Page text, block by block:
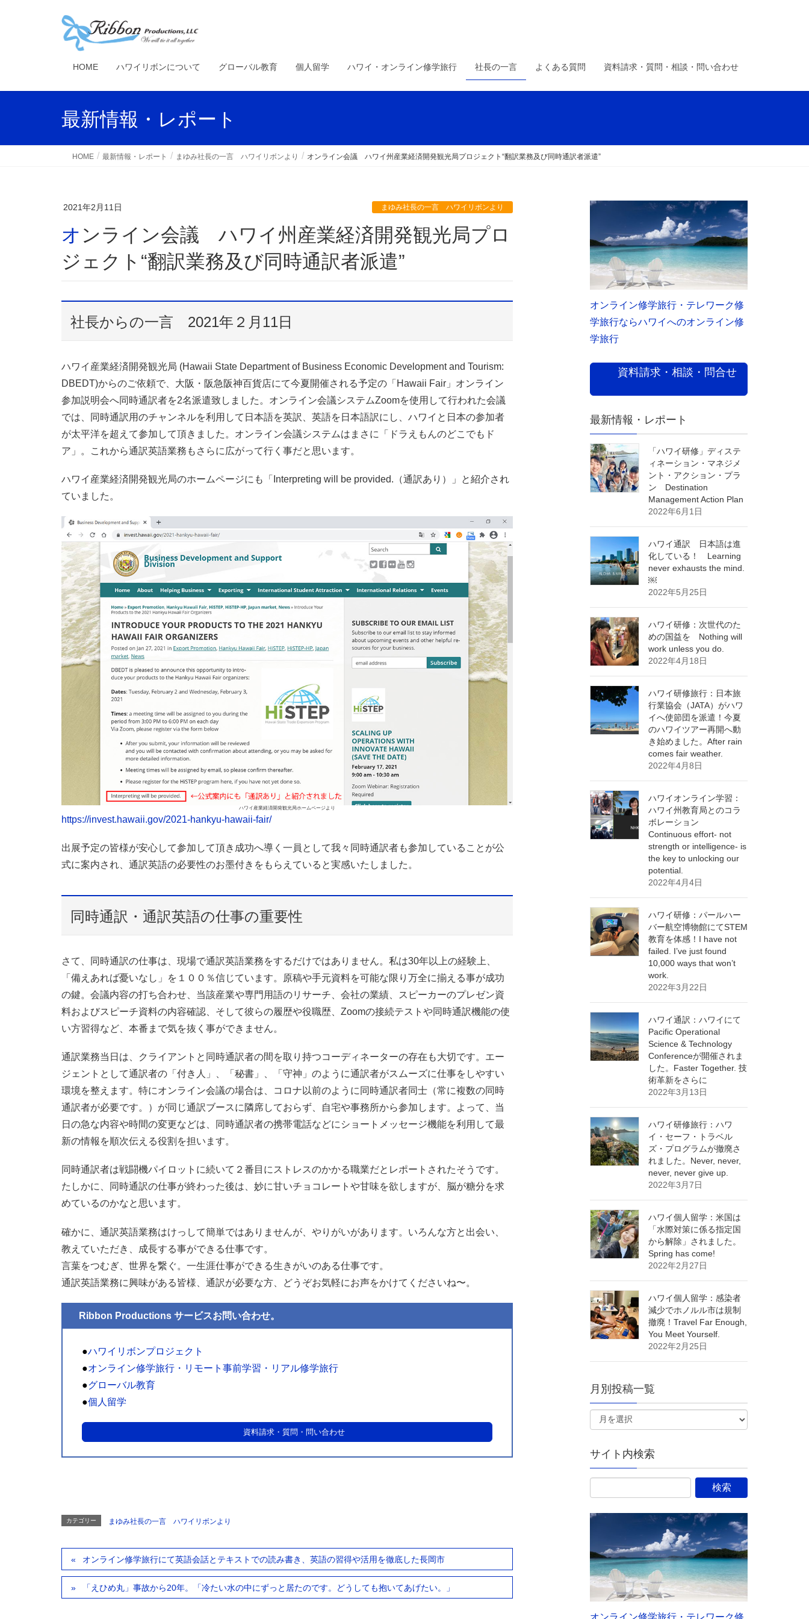
HOME ハワイリボンについて グローバル教育 個人留学 ハワイ・オンライン修学旅行 社長の一言 よくある質問 資料請求・質問・相談・問い合わせ
最新情報・レポート
HOME 最新情報・レポート まゆみ社長の一言 ハワイリボンより オンライン会議 ハワイ州産業経済開発観光局プロジェクト“翻訳業務及び同時通訳者派遣”
2021年2月11日 まゆみ社長の一言 ハワイリボンより
オンライン会議 ハワイ州産業経済開発観光局プロ
ジェクト“翻訳業務及び同時通訳者派遣”
社長からの一言 2021年２月11日
ハワイ産業経済開発観光局 (Hawaii State Department of Business Economic Development and Tourism:
DBEDT)からのご依頼で、大阪・阪急阪神百貨店にて今夏開催される予定の「Hawaii Fair」オンライン
参加説明会へ同時通訳者を2名派遣致しました。オンライン会議システムZoomを使用して行われた会議
では、同時通訳用のチャンネルを利用して日本語を英訳、英語を日本語訳にし、ハワイと日本の参加者
が太平洋を超えて参加して頂きました。オンライン会議システムはまさに「ドラえもんのどこでもド
ア」。これから通訳英語業務もさらに広がって行く事だと思います。
ハワイ産業経済開発観光局のホームページにも「Interpreting will be provided.（通訳あり）」と紹介され
ていました。
ハワイ産業経済開発観光局ホームページより
https://invest.hawaii.gov/2021-hankyu-hawaii-fair/
出展予定の皆様が安心して参加して頂き成功へ導く一員として我々同時通訳者も参加していることが公
式に案内され、通訳英語の必要性のお墨付きをもらえていると実感いたしました。
同時通訳・通訳英語の仕事の重要性
さて、同時通訳の仕事は、現場で通訳英語業務をするだけではありません。私は30年以上の経験上、
「備えあれば憂いなし」を１００％信じています。原稿や手元資料を可能な限り万全に揃える事が成功
の鍵。会議内容の打ち合わせ、当該産業や専門用語のリサーチ、会社の業績、スピーカーのプレゼン資
料およびスピーチ資料の内容確認、そして彼らの履歴や役職歴、Zoomの接続テストや同時通訳機能の使
い方習得など、本番まで気を抜く事ができません。
通訳業務当日は、クライアントと同時通訳者の間を取り持つコーディネーターの存在も大切です。エー
ジェントとして通訳者の「付き人」、「秘書」、「守神」のように通訳者がスムーズに仕事をしやすい
環境を整えます。特にオンライン会議の場合は、コロナ以前のように同時通訳者同士（常に複数の同時
通訳者が必要です。）が同じ通訳ブースに隣席しておらず、自宅や事務所から参加します。よって、当
日の急な内容や時間の変更などは、同時通訳者の携帯電話などにショートメッセージ機能を利用して最
新の情報を順次伝える役割を担います。
同時通訳者は戦闘機パイロットに続いて２番目にストレスのかかる職業だとレポートされたそうです。
たしかに、同時通訳の仕事が終わった後は、妙に甘いチョコレートや甘味を欲しますが、脳が糖分を求
めているのかなと思います。
確かに、通訳英語業務はけっして簡単ではありませんが、やりがいがあります。いろんな方と出会い、
教えていただき、成長する事ができる仕事です。
言葉をつむぎ、世界を繋ぐ。一生涯仕事ができる生きがいのある仕事です。
通訳英語業務に興味がある皆様、通訳が必要な方、どうぞお気軽にお声をかけてくださいね〜。
Ribbon Productions サービスお問い合わせ。
●ハワイリボンプロジェクト
●オンライン修学旅行・リモート事前学習・リアル修学旅行
●グローバル教育
●個人留学
資料請求・質問・問い合わせ
カテゴリー まゆみ社長の一言 ハワイリボンより
オンライン修学旅行にて英語会話とテキストでの読み書き、英語の習得や活用を徹底した長岡市
「えひめ丸」事故から20年。「冷たい水の中にずっと居たのです。どうしても抱いてあげたい。」
オンライン修学旅行・テレワーク修
学旅行ならハワイへのオンライン修
学旅行
資料請求・相談・問合せ
最新情報・レポート
「ハワイ研修」ディステ
ィネーション・マネジメ
ント・アクション・プラ
ン Destination
Management Action Plan
2022年6月1日
ハワイ通訳 日本語は進
化している！ Learning
never exhausts the mind.
￼
2022年5月25日
ハワイ研修：次世代のた
めの国益を Nothing will
work unless you do.
2022年4月18日
ハワイ研修旅行：日本旅
行業協会（JATA）がハワ
イへ使節団を派遣！今夏
のハワイツアー再開へ動
き始めました。After rain
comes fair weather.
2022年4月8日
ハワイオンライン学習：
ハワイ州教育局とのコラ
ボレーション
Continuous effort- not
strength or intelligence- is
the key to unlocking our
potential.
2022年4月4日
ハワイ研修：パールハー
バー航空博物館にてSTEM
教育を体感！I have not
failed. I’ve just found
10,000 ways that won’t
work.
2022年3月22日
ハワイ通訳：ハワイにて
Pacific Operational
Science & Technology
Conferenceが開催されま
した。Faster Together. 技
術革新をさらに
2022年3月13日
ハワイ研修旅行：ハワ
イ・セーフ・トラベル
ズ・プログラムが撤廃さ
れました。Never, never,
never, never give up.
2022年3月7日
ハワイ個人留学：米国は
「水際対策に係る指定国
から解除」されました。
Spring has come!
2022年2月27日
ハワイ個人留学：感染者
減少でホノルル市は規制
撤廃！Travel Far Enough,
You Meet Yourself.
2022年2月25日
月別投稿一覧
サイト内検索